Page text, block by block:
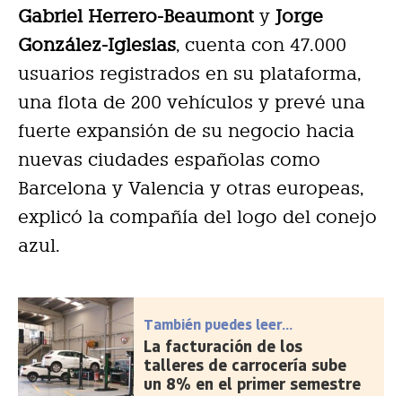
Gabriel Herrero-Beaumont y Jorge
González-Iglesias, cuenta con 47.000
usuarios registrados en su plataforma,
una flota de 200 vehículos y prevé una
fuerte expansión de su negocio hacia
nuevas ciudades españolas como
Barcelona y Valencia y otras europeas,
explicó la compañía del logo del conejo
azul.
También puedes leer...
La facturación de los
talleres de carrocería sube
un 8% en el primer semestre